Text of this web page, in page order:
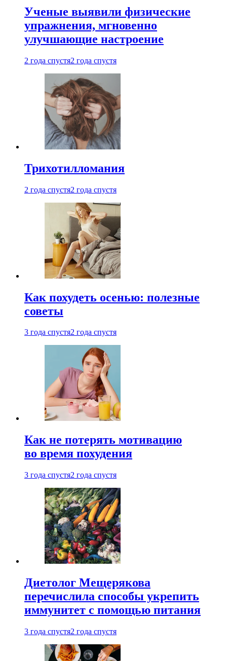
Ученые выявили физические
упражнения, мгновенно
улучшающие настроение
2 года спустя2 года спустя
Трихотилломания
2 года спустя2 года спустя
Как похудеть осенью: полезные
советы
3 года спустя2 года спустя
Как не потерять мотивацию
во время похудения
3 года спустя2 года спустя
Диетолог Мещерякова
перечислила способы укрепить
иммунитет с помощью питания
3 года спустя2 года спустя